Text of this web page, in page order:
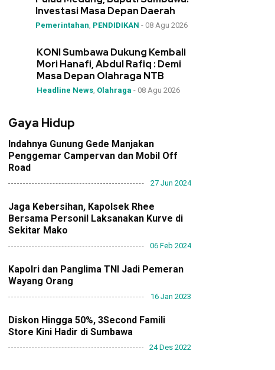
Investasi Masa Depan Daerah
Pemerintahan, PENDIDIKAN - 08 Agu 2026
KONI Sumbawa Dukung Kembali
Mori Hanafi, Abdul Rafiq : Demi
Masa Depan Olahraga NTB
Headline News, Olahraga - 08 Agu 2026
Gaya Hidup
Indahnya Gunung Gede Manjakan
Penggemar Campervan dan Mobil Off
Road
27 Jun 2024
Jaga Kebersihan, Kapolsek Rhee
Bersama Personil Laksanakan Kurve di
Sekitar Mako
06 Feb 2024
Kapolri dan Panglima TNI Jadi Pemeran
Wayang Orang
16 Jan 2023
Diskon Hingga 50%, 3Second Famili
Store Kini Hadir di Sumbawa
24 Des 2022